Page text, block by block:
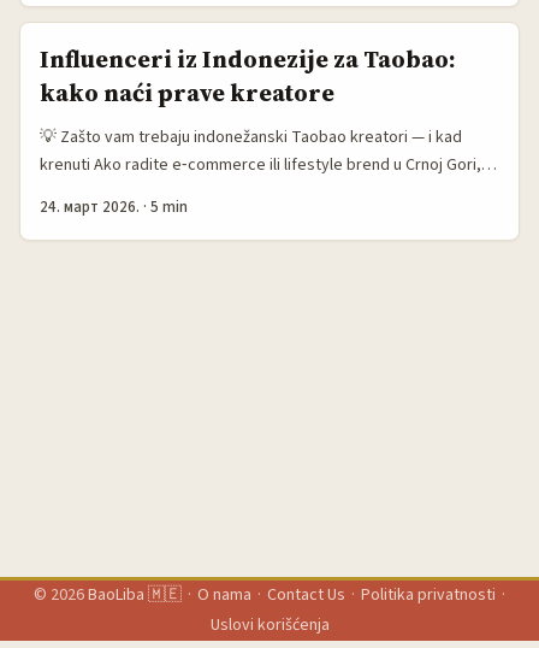
nešto što ne zavisi od algoritma, nego od direktnog odnosa sa
fanovima. ...
Influenceri iz Indonezije za Taobao:
kako naći prave kreatore
💡 Zašto vam trebaju indonežanski Taobao kreatori — i kad
krenuti Ako radite e‑commerce ili lifestyle brend u Crnoj Gori,
Indonežanski kreatori su posebno zanimljivi za Taobao‑stil
24. март 2026. · 5 min
© 2026BaoLiba 🇲🇪 · O nama · Contact Us · Politika privatnosti ·
Uslovi korišćenja